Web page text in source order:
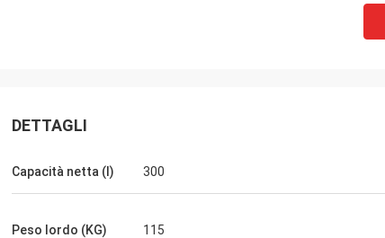
L***n
E' uno degli ordini piu' facili che abbiamo
DETTAGLI
Capacità netta (l) 300
Peso lordo (KG) 115